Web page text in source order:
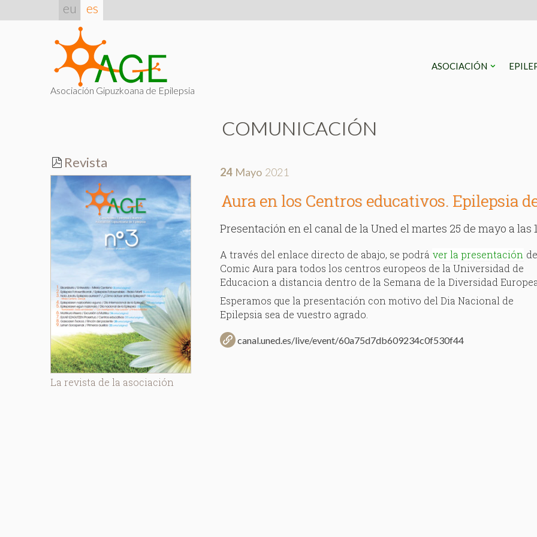
eu es
Asociación Gipuzkoana de Epilepsia
ASOCIACIÓN
COMUNICACIÓN
24 Mayo 2021
Aura en los Centros educativos. Epilepsia
Presentación en el canal de la Uned el martes 25 de mayo a las
A través del enlace directo de abajo, se podrá ver la presentación
Comic Aura para todos los centros europeos de la Universidad de
Educacion a distancia dentro de la Semana de la Diversidad
Esperamos que la presentación con motivo del Dia Nacional de
Epilepsia sea de vuestro agrado.
canal.uned.es/live/event/60a75d7db609234c0f530f44
Revista
La revista de la asociación